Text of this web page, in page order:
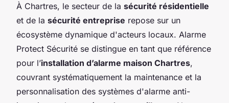
À Chartres, le secteur de la sécurité résidentielle
et de la sécurité entreprise repose sur un
écosystème dynamique d'acteurs locaux. Alarme
Protect Sécurité se distingue en tant que référence
pour l’installation d’alarme maison Chartres,
couvrant systématiquement la maintenance et la
personnalisation des systèmes d'alarme anti-